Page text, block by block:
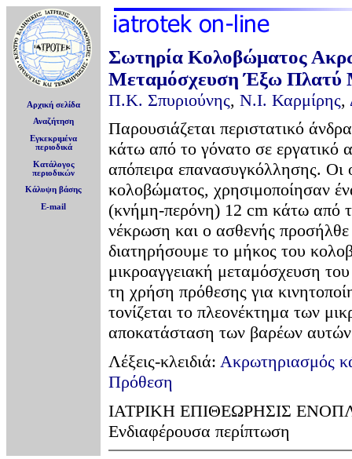
Αρχική σελίδα
Αναζήτηση
Εγκεκριμένα
περιοδικά
Κατάλογος
περιοδικών
Κάλυψη βάσης
E-mail
Σωτηρία Κολοβώματος
Μεταμόσχευση Έξω Πλατύ
Π.Κ. Σπυριούνης, Ν.Ι. Καρμίρης,
Παρουσιάζεται περιστατικό
κάτω από το γόνατο σε εργατικό
απόπειρα επανασυγκόλλησης. Oι
κολοβώματος, χρησιμοποίησαν
(κνήμη-περόνη) 12 cm κάτω από
νέκρωση και ο ασθενής
διατηρήσουμε το μήκος του
μικροαγγειακή μεταμόσχευση
τη χρήση πρόθεσης για
τονίζεται το πλεονέκτημα των
αποκατάσταση των βαρέων
Λέξεις-κλειδιά: Ακρωτηριασμός
Πρόθεση
ΙΑΤΡΙΚΗ ΕΠΙΘΕΩΡΗΣΙΣ
Ενδιαφέρουσα περίπτωση